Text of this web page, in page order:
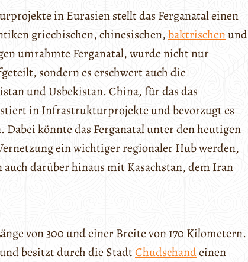
in Eurasien stellt das Ferganatal einen
griechischen, chinesischen,baktrischenund
umrahmte Ferganatal, wurde nicht nur
sondern es erschwert auch die
und Usbekistan. China, für das das
in Infrastrukturprojekte und bevorzugt es
könnte das Ferganatal unter den heutigen
ein wichtiger regionaler Hub werden,
darüber hinaus mit Kasachstan, dem Iran
von 300 und einer Breite von 170 Kilometern.
besitzt durch die StadtChudschandeinen